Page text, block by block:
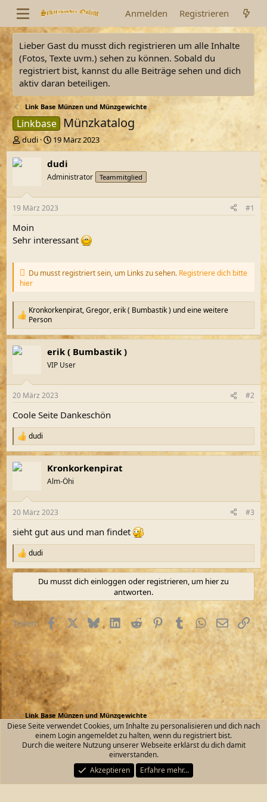
Anmelden Registrieren
Lieber Gast du musst dich registrieren um alle Inhalte
(Fotos, Texte uvm.) sehen zu können. Sobald du
registriert bist, kannst du alle Beiträge sehen und dich
aktiv daran beteiligen.
Link Base Münzen und Münzgewichte
Linkbase Münzkatalog
E
r
s
l
e
r
dudi
E
r
s
t
e
l
t
19 März 2023
dudi
Administrator Teammitglied
19 März 2023 #1
Moin
Sehr interessant
Du musst registriert sein, um Links zu sehen. Registriere dich bitte
hier
R
e
a
k
t
n
e
n
:
Kronkorkenpirat,Gregor,erik ( Bumbastik ) und eine weitere
Person
erik ( Bumbastik )
VIP User
20 März 2023 #2
Coole Seite Dankeschön
R
e
a
k
e
:
dudi
Kronkorkenpirat
Alm-Öhi
20 März 2023 #3
sieht gut aus und man findet
R
e
a
i
o
n
n
dudi
Du musst dich einloggen oder registrieren, um hier zu
antworten.
Teilen: FacebookX (Twitter)
BlueskyLinkedIn
RedditPinterest
TumblrWhatsApp
E-MailLink
Link Base Münzen und Münzgewichte
Kontakt Nutzungsbedingungen
Datenschutz
Start
R
S
Community platform by XenForo® © 2010-2026 XenForo Ltd.
Diese Seite verwendet Cookies, um Inhalte zu personalisieren und dich nach
einem Login angemeldet zu halten, wenn du registriert bist.
Durch die weitere Nutzung unserer Webseite erklärst du dich damit
einverstanden.
Akzeptieren
Erfahre mehr…